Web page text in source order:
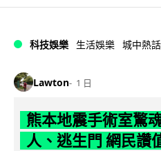
科技娛樂 生活娛樂 城中熱話
Lawton 1 日
熊本地震手術室驚
人、逃生門 網民讚